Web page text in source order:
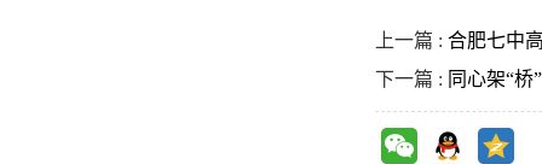
上一篇 : 合肥七中
下一篇 : 同心架“